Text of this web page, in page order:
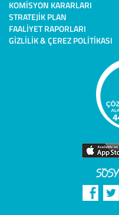
KOMISYON KARARLARI
STRATEJIK PLAN
FAALIYET RAPORLARI
GIZLILIK & ÇEREZ POLITIKASI